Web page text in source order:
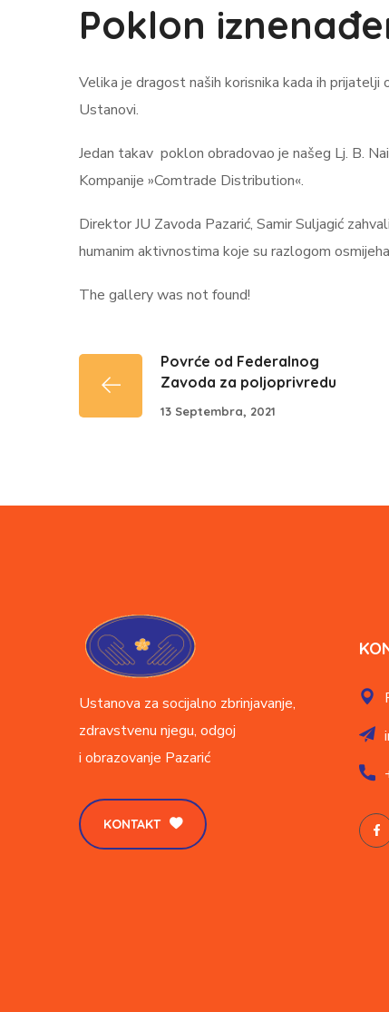
Poklon
Velika je dragost naših korisnika kada ih
Ustanovi.
Jedan takav poklon obradovao je našeg Lj. B.
Kompanije »Comtrade Distribution«.
Direktor JU Zavoda Pazarić, Samir Suljagić
humanim aktivnostima koje su razlogom
The gallery was not found!
Povrće od Federalnog
Zavoda za poljoprivredu
13 Septembra, 2021
Ustanova za socijalno zbrinjavanje,
zdravstvenu njegu, odgoj
i obrazovanje Pazarić
KONTAKT